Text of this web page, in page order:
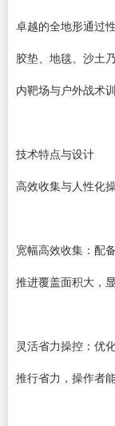
卓越的全地形通过
胶垫、地毯、沙土
内靶场与户外战术
技术特点与设计
高效收集与人性化
宽幅高效收集：配
推进覆盖面积大，
灵活省力操控：优
推行省力，操作者